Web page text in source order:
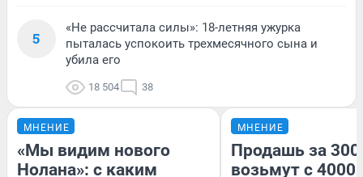
5
«Не рассчитала силы»: 18-летняя ужурка
пыталась успокоить трехмесячного сына и
убила его
18 504 38
МНЕНИЕ
«Мы видим нового
Нолана»: с каким
МНЕНИЕ
Продашь за
возьмут с